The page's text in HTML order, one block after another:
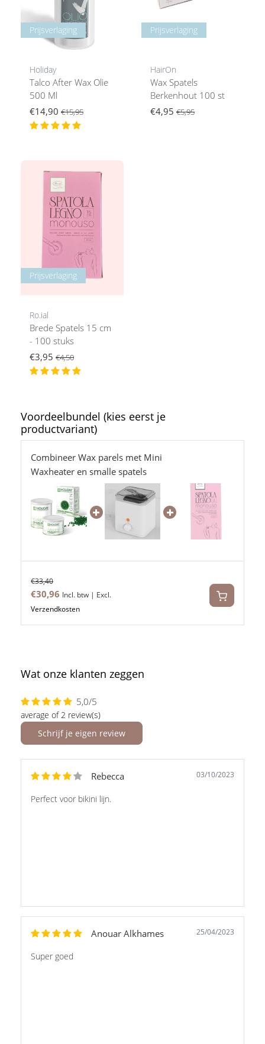
Prijsverlaging
Holiday
Talco After Wax Olie
500 Ml
€14,90 €15,95
Prijsverlaging
HairOn
Wax Spatels
Berkenhout 100 st
€4,95 €5,95
Prijsverlaging
Ro.ial
Brede Spatels 15 cm
- 100 stuks
€3,95 €4,50
Voordeelbundel (kies eerst je
productvariant)
Combineer Wax parels met Mini
Waxheater en smalle spatels
€33,40
€30,96 Incl. btw | Excl.
Verzendkosten
Wat onze klanten zeggen
5,0/5
average of 2 review(s)
Schrijf je eigen review
Rebecca 03/10/2023
Perfect voor bikini lijn.
Anouar Alkhames 25/04/2023
Super goed